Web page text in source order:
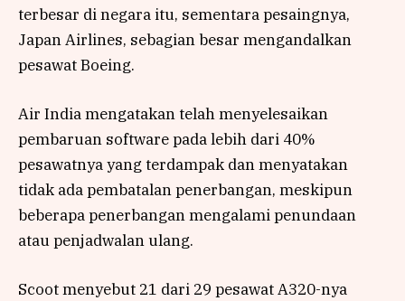
terbesar di negara itu, sementara pesaingnya,
Japan Airlines, sebagian besar mengandalkan
pesawat Boeing.
Air India mengatakan telah menyelesaikan
pembaruan software pada lebih dari 40%
pesawatnya yang terdampak dan menyatakan
tidak ada pembatalan penerbangan, meskipun
beberapa penerbangan mengalami penundaan
atau penjadwalan ulang.
Scoot menyebut 21 dari 29 pesawat A320-nya